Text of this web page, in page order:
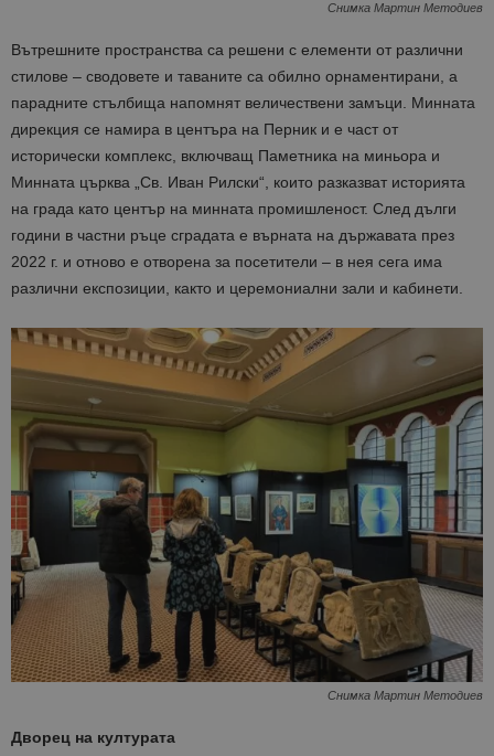
Снимка Мартин Методиев
Вътрешните пространства са решени с елементи от различни
стилове – сводовете и таваните са обилно орнаментирани, а
парадните стълбища напомнят величествени замъци. Минната
дирекция се намира в центъра на Перник и е част от
исторически комплекс, включващ Паметника на миньора и
Минната църква „Св. Иван Рилски“, които разказват историята
на града като център на минната промишленост. След дълги
години в частни ръце сградата е върната на държавата през
2022 г. и отново е отворена за посетители – в нея сега има
различни експозиции, както и церемониални зали и кабинети.
Снимка Мартин Методиев
Дворец на културата